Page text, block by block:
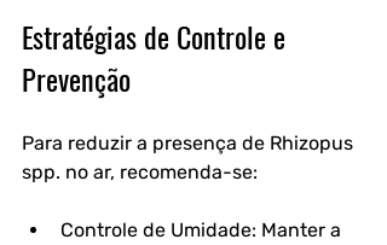
Estratégias de Controle e
Prevenção
Para reduzir a presença de Rhizopus
spp. no ar, recomenda-se:
Controle de Umidade: Manter a